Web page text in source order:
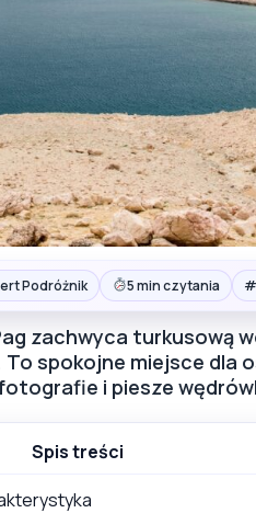
Podróżnik 5 min czytania
zachwyca turkusową
spokojne miejsce dla
i piesze
Spis treści